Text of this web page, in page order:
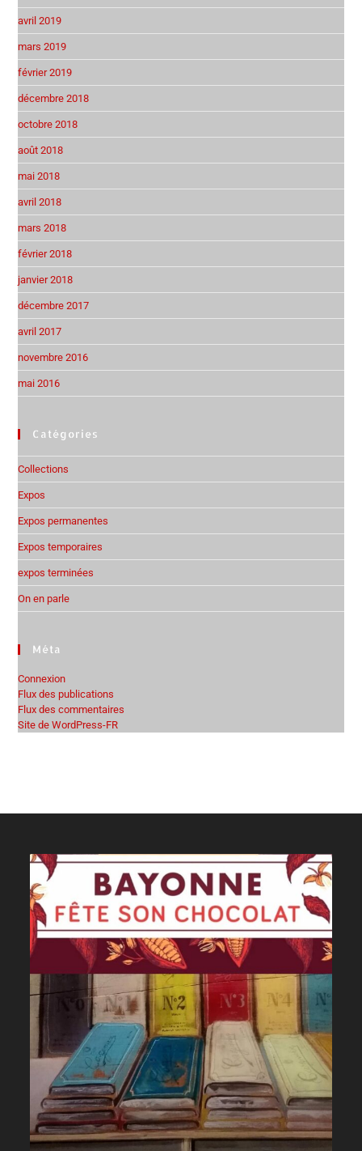
avril 2019
mars 2019
février 2019
décembre 2018
octobre 2018
août 2018
mai 2018
avril 2018
mars 2018
février 2018
janvier 2018
décembre 2017
avril 2017
novembre 2016
mai 2016
Catégories
Collections
Expos
Expos permanentes
Expos temporaires
expos terminées
On en parle
Méta
Connexion
Flux des publications
Flux des commentaires
Site de WordPress-FR